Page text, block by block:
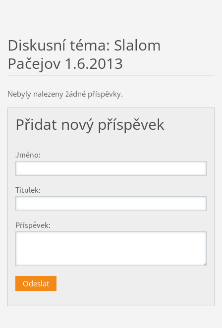
Diskusní téma: Slalom
Pačejov 1.6.2013
Nebyly nalezeny žádné příspěvky.
Přidat nový příspěvek
Jméno:
Titulek:
Příspěvek: